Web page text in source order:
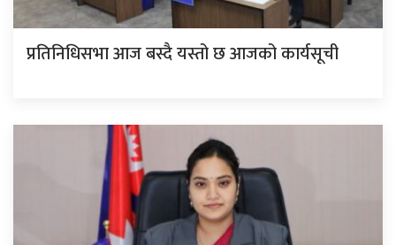
प्रतिनिधिसभा आज बस्दै यस्तो छ आजको कार्यसूची